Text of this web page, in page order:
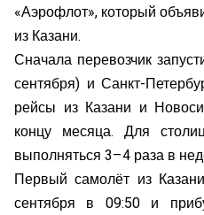
«Аэрофлот», который
из Казани.
Сначала перевозчик
сентября) и Санкт-
рейсы из Казани и
концу месяца. Для
выполняться 3–4 раза в
Первый самолёт из
сентября в 09:50 и